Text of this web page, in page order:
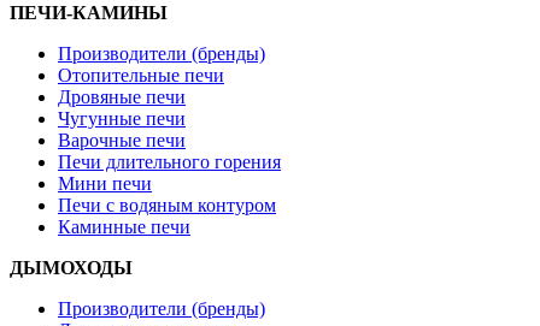
ПЕЧИ-КАМИНЫ
Производители (бренды)
Отопительные печи
Дровяные печи
Чугунные печи
Варочные печи
Печи длительного горения
Мини печи
Печи с водяным контуром
Каминные печи
ДЫМОХОДЫ
Производители (бренды)